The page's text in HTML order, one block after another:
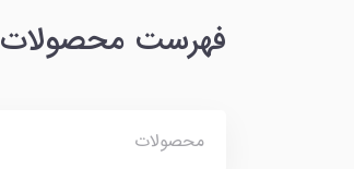
فهرست محصولات
محصولات